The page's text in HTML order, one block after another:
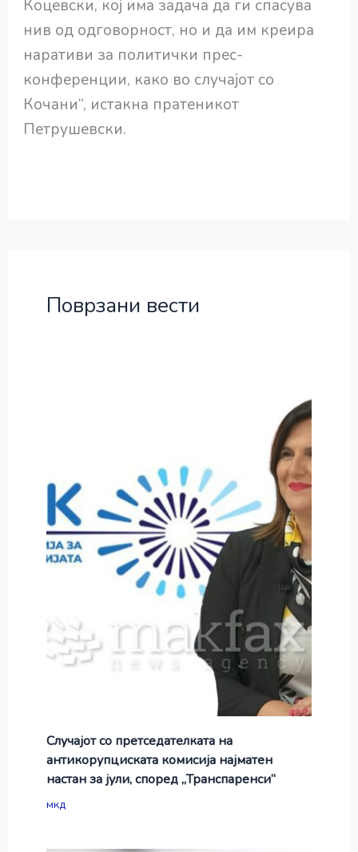
Коцевски, кој има задача да ги спасува
нив од одговорност, но и да им креира
наративи за политички прес-
конференции, како во случајот со
Кочани“, истакна пратеникот
Петрушевски.
Поврзани вести
Случајот со претседателката на
антикорупциската комисија најматен
настан за јули, според „Транспаренси“
мкд